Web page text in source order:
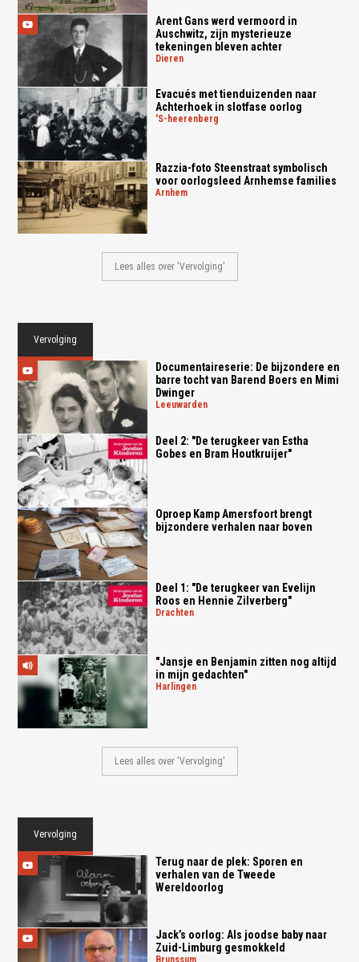
Arent Gans werd vermoord in
Auschwitz, zijn mysterieuze
tekeningen bleven achter
dieren
Evacués met tienduizenden naar
Achterhoek in slotfase oorlog
's-heerenberg
Razzia-foto Steenstraat symbolisch
voor oorlogsleed Arnhemse families
arnhem
Lees alles over 'Vervolging'
Vervolging
Documentaireserie: De bijzondere en
barre tocht van Barend Boers en Mimi
Dwinger
leeuwarden
Deel 2: "De terugkeer van Estha
Gobes en Bram Houtkruijer"
Oproep Kamp Amersfoort brengt
bijzondere verhalen naar boven
Deel 1: "De terugkeer van Evelijn
Roos en Hennie Zilverberg"
drachten
"Jansje en Benjamin zitten nog altijd
in mijn gedachten"
harlingen
Lees alles over 'Vervolging'
Vervolging
Terug naar de plek: Sporen en
verhalen van de Tweede
Wereldoorlog
Jack’s oorlog: Als joodse baby naar
Zuid-Limburg gesmokkeld